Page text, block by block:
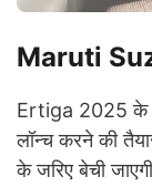
Maruti
Ertiga 2025 के
लॉन्च करने की
के जरिए बेची